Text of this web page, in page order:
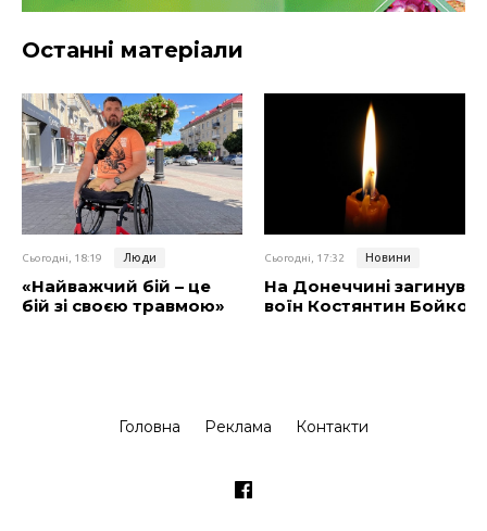
Останні матеріали
Сьогодні, 18:19 Люди
«Найважчий бій – це
бій зі своєю травмою»
Сьогодні, 17:32 Новини
На Донеччині загинув
воїн Костянтин Бойко
Головна Реклама Контакти